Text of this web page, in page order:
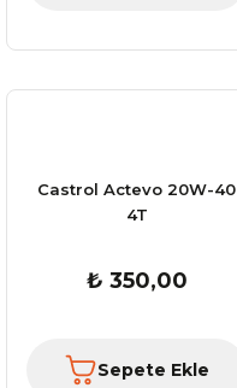
Castrol Actevo 20W-40
4T
₺ 350,00
Sepete Ekle